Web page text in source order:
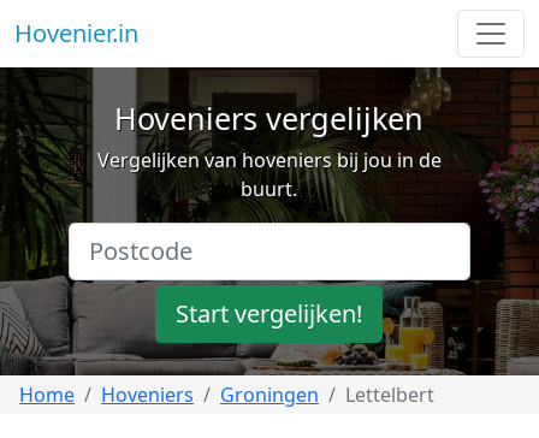
Hovenier.in
Hoveniers vergelijken
Vergelijken van hoveniers bij jou in de
buurt.
Start vergelijken!
Home Hoveniers Groningen Lettelbert